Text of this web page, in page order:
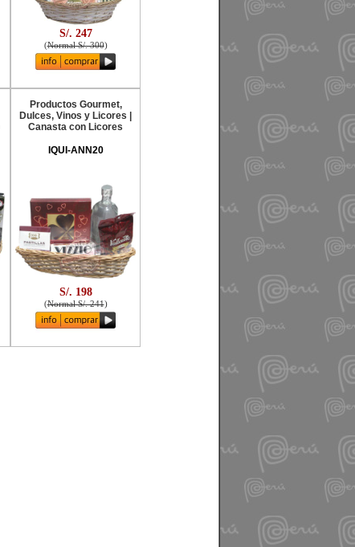
S/. 247
(Normal S/. 300)
Productos Gourmet,
Dulces, Vinos y Licores |
Canasta con Licores
IQUI-ANN20
S/. 198
(Normal S/. 241)